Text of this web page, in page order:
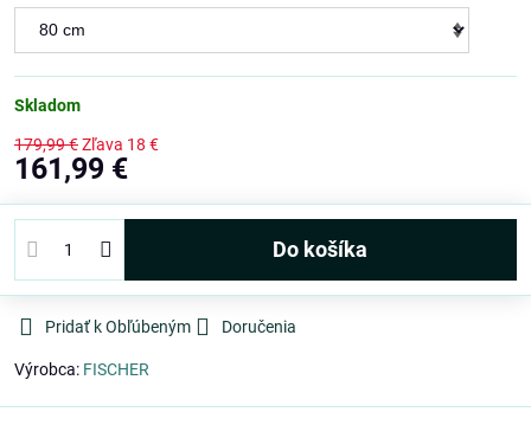
Skladom
179,99 €Zľava 18 €
161,99 €
Do košíka
Pridať k Obľúbeným Doručenia
Výrobca: FISCHER